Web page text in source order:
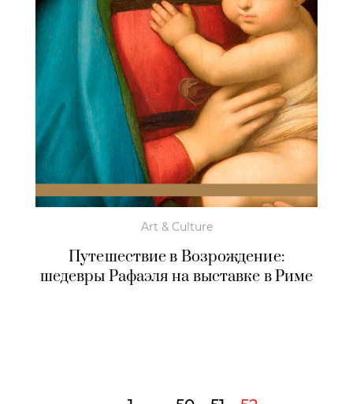
Art & Culture
Путешествие в Возрождение:
шедевры Рафаэля на выставке в Риме